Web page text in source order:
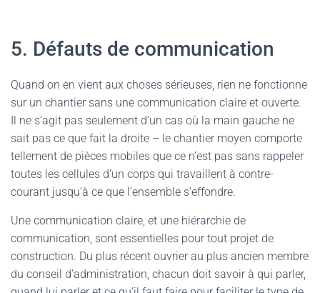
5. Défauts de communication
Quand on en vient aux choses sérieuses, rien ne fonctionne
sur un chantier sans une communication claire et ouverte.
Il ne s’agit pas seulement d’un cas où la main gauche ne
sait pas ce que fait la droite – le chantier moyen comporte
tellement de pièces mobiles que ce n’est pas sans rappeler
toutes les cellules d’un corps qui travaillent à contre-
courant jusqu’à ce que l’ensemble s’effondre.
Une communication claire, et une hiérarchie de
communication, sont essentielles pour tout projet de
construction. Du plus récent ouvrier au plus ancien membre
du conseil d’administration, chacun doit savoir à qui parler,